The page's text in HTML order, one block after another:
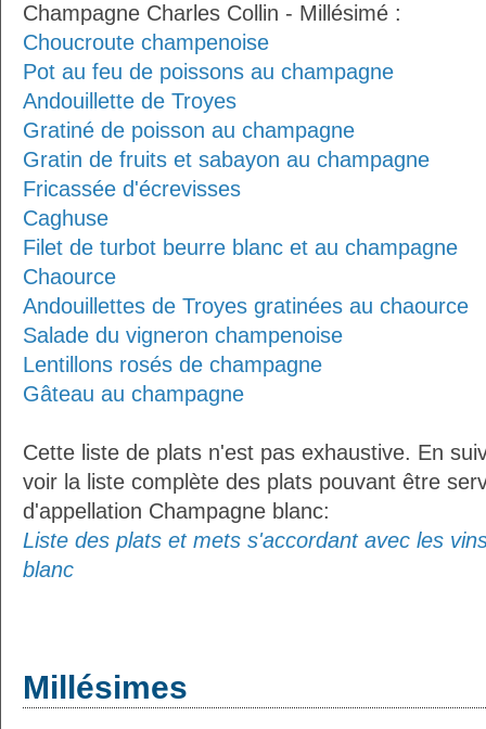
Champagne Charles Collin - Millésimé :
Choucroute champenoise
Pot au feu de poissons au champagne
Andouillette de Troyes
Gratiné de poisson au champagne
Gratin de fruits et sabayon au champagne
Fricassée d'écrevisses
Caghuse
Filet de turbot beurre blanc et au champagne
Chaource
Andouillettes de Troyes gratinées au chaource
Salade du vigneron champenoise
Lentillons rosés de champagne
Gâteau au champagne
Cette liste de plats n'est pas exhaustive. En
voir la liste complète des plats pouvant être
d'appellation Champagne blanc:
Liste des plats et mets s'accordant avec les
blanc
Millésimes